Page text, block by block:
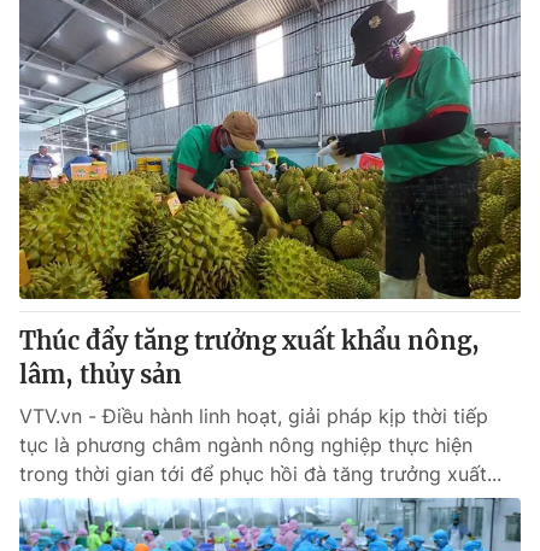
Thúc đẩy tăng trưởng xuất khẩu nông,
lâm, thủy sản
VTV.vn - Điều hành linh hoạt, giải pháp kịp thời tiếp
tục là phương châm ngành nông nghiệp thực hiện
trong thời gian tới để phục hồi đà tăng trưởng xuất...